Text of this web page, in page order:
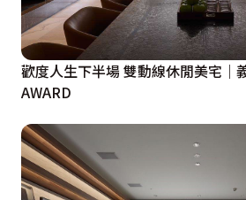
歡度人生下半場 雙動線休閒美宅｜義大利A’DESIGN
AWARD